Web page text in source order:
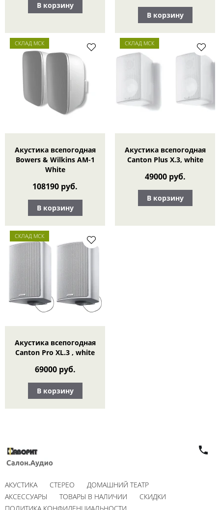
В корзину
В корзину
СКЛАД МСК
Акустика всепогодная
Bowers & Wilkins AM-1
White
108190 руб.
В корзину
СКЛАД МСК
Акустика всепогодная
Canton Plus X.3, white
49000 руб.
В корзину
СКЛАД МСК
Акустика всепогодная
Canton Pro XL.3 , white
69000 руб.
В корзину
АКУСТИКА СТЕРЕО
ДОМАШНИЙ ТЕАТР
АКСЕССУАРЫ
ТОВАРЫ В НАЛИЧИИ
СКИДКИ